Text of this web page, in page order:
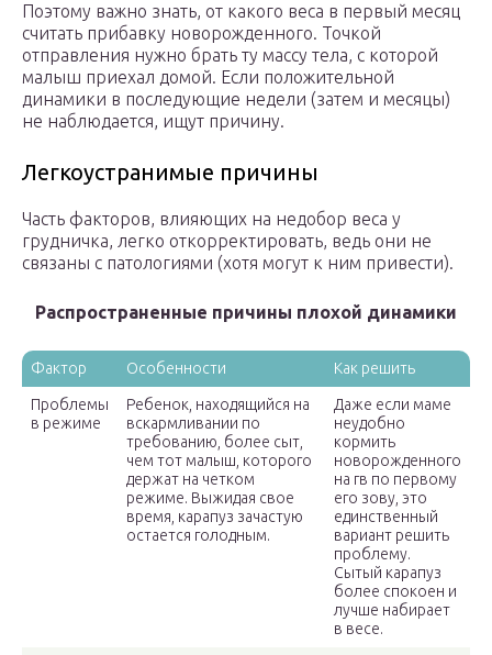
Поэтому важно знать, от какого веса в первый месяц
считать прибавку новорожденного. Точкой
отправления нужно брать ту массу тела, с которой
малыш приехал домой. Если положительной
динамики в последующие недели (затем и месяцы)
не наблюдается, ищут причину.
Легкоустранимые причины
Часть факторов, влияющих на недобор веса у
грудничка, легко откорректировать, ведь они не
связаны с патологиями (хотя могут к ним привести).
Распространенные причины плохой динамики
Фактор Особенности Как решить
Проблемы
в режиме
Ребенок, находящийся на
вскармливании по
требованию, более сыт,
чем тот малыш, которого
держат на четком
режиме. Выжидая свое
время, карапуз зачастую
остается голодным.
Даже если маме
неудобно
кормить
новорожденного
на гв по первому
его зову, это
единственный
вариант решить
проблему.
Сытый карапуз
более спокоен и
лучше набирает
в весе.